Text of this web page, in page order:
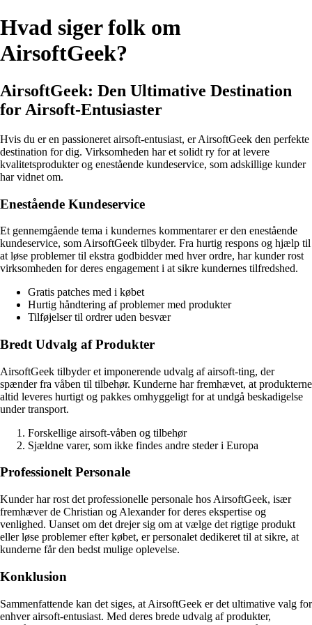
Hvad siger folk om
AirsoftGeek?
AirsoftGeek: Den Ultimative Destination
for Airsoft-Entusiaster
Hvis du er en passioneret airsoft-entusiast, er AirsoftGeek den perfekte
destination for dig. Virksomheden har et solidt ry for at levere
kvalitetsprodukter og enestående kundeservice, som adskillige kunder
har vidnet om.
Enestående Kundeservice
Et gennemgående tema i kundernes kommentarer er den enestående
kundeservice, som AirsoftGeek tilbyder. Fra hurtig respons og hjælp til
at løse problemer til ekstra godbidder med hver ordre, har kunder rost
virksomheden for deres engagement i at sikre kundernes tilfredshed.
Gratis patches med i købet
Hurtig håndtering af problemer med produkter
Tilføjelser til ordrer uden besvær
Bredt Udvalg af Produkter
AirsoftGeek tilbyder et imponerende udvalg af airsoft-ting, der
spænder fra våben til tilbehør. Kunderne har fremhævet, at produkterne
altid leveres hurtigt og pakkes omhyggeligt for at undgå beskadigelse
under transport.
Forskellige airsoft-våben og tilbehør
Sjældne varer, som ikke findes andre steder i Europa
Professionelt Personale
Kunder har rost det professionelle personale hos AirsoftGeek, især
fremhæver de Christian og Alexander for deres ekspertise og
venlighed. Uanset om det drejer sig om at vælge det rigtige produkt
eller løse problemer efter købet, er personalet dedikeret til at sikre, at
kunderne får den bedst mulige oplevelse.
Konklusion
Sammenfattende kan det siges, at AirsoftGeek er det ultimative valg for
enhver airsoft-entusiast. Med deres brede udvalg af produkter,